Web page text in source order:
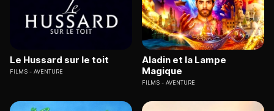
Le Hussard sur le toit
FILMS AVENTURE
Aladin et la Lampe
Magique
FILMS AVENTURE